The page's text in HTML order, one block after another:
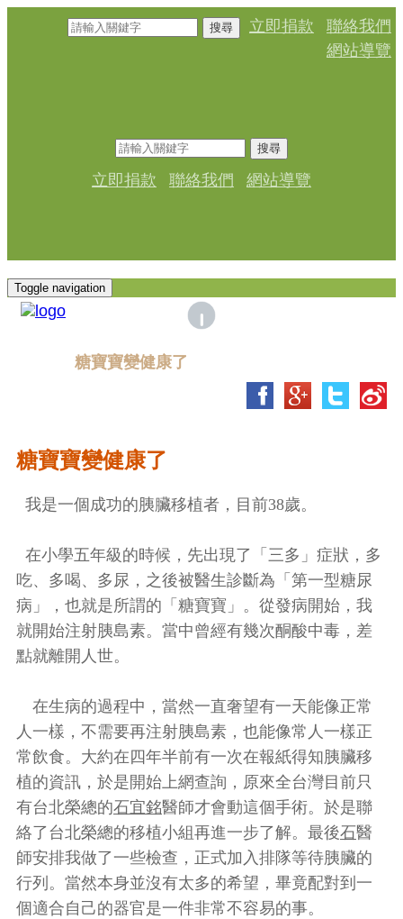
搜尋 立即捐款
聯絡我們
網站導覽
搜尋
立即捐款 聯絡我們 網站導覽
Toggle navigation
糖寶寶變健康了
糖寶寶變健康了
我是一個成功的胰臟移植者，目前38歲。
在小學五年級的時候，先出現了「三多」症狀，多
吃、多喝、多尿，之後被醫生診斷為「第一型糖尿
病」，也就是所謂的「糖寶寶」。從發病開始，我
就開始注射胰島素。當中曾經有幾次酮酸中毒，差
點就離開人世。
在生病的過程中，當然一直奢望有一天能像正常
人一樣，不需要再注射胰島素，也能像常人一樣正
常飲食。大約在四年半前有一次在報紙得知胰臟移
植的資訊，於是開始上網查詢，原來全台灣目前只
有台北榮總的石宜銘醫師才會動這個手術。於是聯
絡了台北榮總的移植小組再進一步了解。最後石醫
師安排我做了一些檢查，正式加入排隊等待胰臟的
行列。當然本身並沒有太多的希望，畢竟配對到一
個適合自己的器官是一件非常不容易的事。